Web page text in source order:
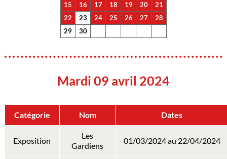
15
16 17 18 19 20
21
22
23 24 25 26 27
28
29
30
Mardi 09 avril 2024
Catégorie Nom Dates
Exposition
Les
Gardiens
01/03/2024 au 22/04/2024